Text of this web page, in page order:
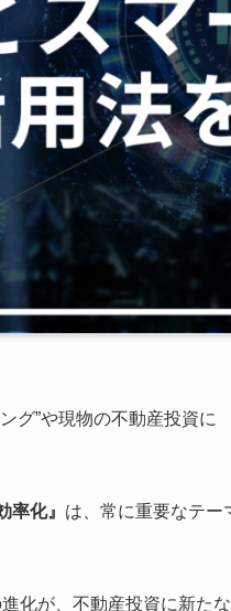
グ”や現物の不動産投資に
率化』 は、常に重要なテー
化が、不動産投資に新た